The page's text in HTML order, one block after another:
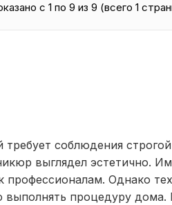
с 1 по 9 из 9 (всего 1
соблюдения
выглядел эстетично.
профессионалам. Однако
выполнять процедуру